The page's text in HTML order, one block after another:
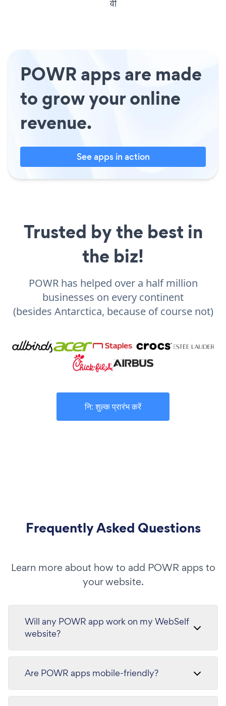
वी
POWR apps are made
to grow your online
revenue.
See apps in action
Trusted by the best in
the biz!
POWR has helped over a half million
businesses on every continent
(besides Antarctica, because of course not)
नि: शुल्क प्रारंभ करें
Frequently Asked Questions
Learn more about how to add POWR apps to
your website.
Will any POWR app work on my WebSelf
website?
Are POWR apps mobile-friendly?